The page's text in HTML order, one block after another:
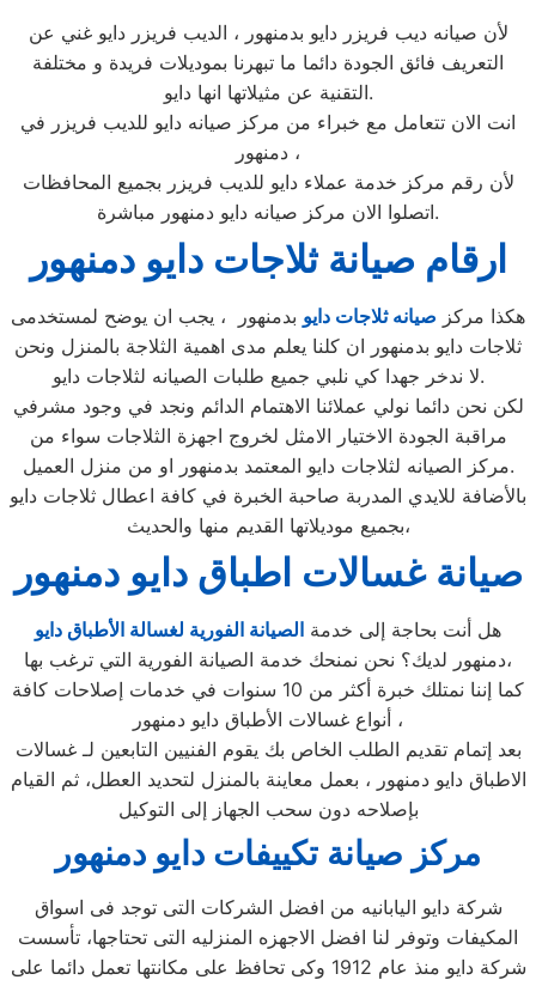
لأن صيانه ديب فريزر دايو بدمنهور ، الديب فريزر دايو غني عن
التعريف فائق الجودة دائما ما تبهرنا بموديلات فريدة و مختلفة
التقنية عن مثيلاتها انها دايو.
انت الان تتعامل مع خبراء من مركز صيانه دايو للديب فريزر في
دمنهور ،
لأن رقم مركز خدمة عملاء دايو للديب فريزر بجميع المحافظات
اتصلوا الان مركز صيانه دايو دمنهور مباشرة.
ارقام صيانة ثلاجات دايو دمنهور
هكذا مركز صيانه ثلاجات دايو بدمنهور ، يجب ان يوضح لمستخدمى
ثلاجات دايو بدمنهور ان كلنا يعلم مدى اهمية الثلاجة بالمنزل ونحن
لا ندخر جهدا كي نلبي جميع طلبات الصيانه لثلاجات دايو.
لكن نحن دائما نولي عملائنا الاهتمام الدائم ونجد في وجود مشرفي
مراقبة الجودة الاختيار الامثل لخروج اجهزة الثلاجات سواء من
مركز الصيانه لثلاجات دايو المعتمد بدمنهور او من منزل العميل.
بالأضافة للايدي المدربة صاحبة الخبرة في كافة اعطال ثلاجات دايو
بجميع موديلاتها القديم منها والحديث،
صيانة غسالات اطباق دايو دمنهور
هل أنت بحاجة إلى خدمة الصيانة الفورية لغسالة الأطباق دايو
دمنهور لديك؟ نحن نمنحك خدمة الصيانة الفورية التي ترغب بها،
كما إننا نمتلك خبرة أكثر من 10 سنوات في خدمات إصلاحات كافة
أنواع غسالات الأطباق دايو دمنهور ،
بعد إتمام تقديم الطلب الخاص بك يقوم الفنيين التابعين لـ غسالات
الاطباق دايو دمنهور ، بعمل معاينة بالمنزل لتحديد العطل، ثم القيام
بإصلاحه دون سحب الجهاز إلى التوكيل
مركز صيانة تكييفات دايو دمنهور
شركة دايو اليابانيه من افضل الشركات التى توجد فى اسواق
المكيفات وتوفر لنا افضل الاجهزه المنزليه التى تحتاجها، تأسست
شركة دايو منذ عام 1912 وكى تحافظ على مكانتها تعمل دائما على